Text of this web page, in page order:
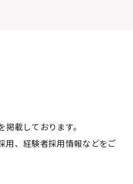
載しております。
用、経験者採用情報などをご